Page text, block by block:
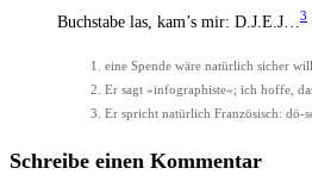
Buch­sta­be las, kam’s mir: D.J.E.J…
3
eine Spen­de wäre natür­lich sicher
Er sagt »info­gra­phis­te«; ich hof­fe,
Er spricht natür­lich Fran­zö­sisch: dö-
Schreibe einen Kommentar